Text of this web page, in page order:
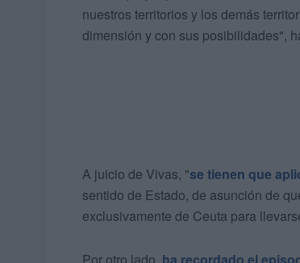
nuestros territorios y los demás
dimensión y con sus posibilidades",
A juicio de Vivas, "se tienen que
sentido de Estado, de asunción de
exclusivamente de Ceuta para